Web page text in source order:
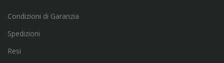
Condizioni di Garanzia
Spedizioni
Resi